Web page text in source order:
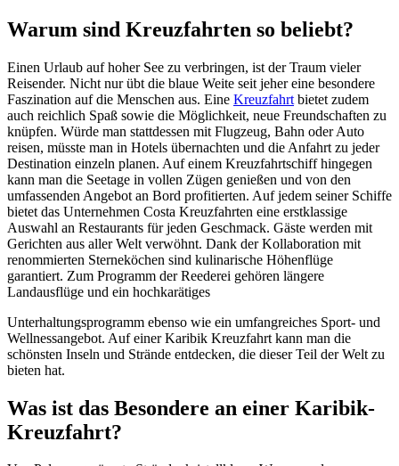
Warum sind Kreuzfahrten so beliebt?
Einen Urlaub auf hoher See zu verbringen, ist der Traum vieler
Reisender. Nicht nur übt die blaue Weite seit jeher eine besondere
Faszination auf die Menschen aus. Eine Kreuzfahrt bietet zudem
auch reichlich Spaß sowie die Möglichkeit, neue Freundschaften zu
knüpfen. Würde man stattdessen mit Flugzeug, Bahn oder Auto
reisen, müsste man in Hotels übernachten und die Anfahrt zu jeder
Destination einzeln planen. Auf einem Kreuzfahrtschiff hingegen
kann man die Seetage in vollen Zügen genießen und von den
umfassenden Angebot an Bord profitierten. Auf jedem seiner Schiffe
bietet das Unternehmen Costa Kreuzfahrten eine erstklassige
Auswahl an Restaurants für jeden Geschmack. Gäste werden mit
Gerichten aus aller Welt verwöhnt. Dank der Kollaboration mit
renommierten Sterneköchen sind kulinarische Höhenflüge
garantiert. Zum Programm der Reederei gehören längere
Landausflüge und ein hochkarätiges
Unterhaltungsprogramm ebenso wie ein umfangreiches Sport- und
Wellnessangebot. Auf einer Karibik Kreuzfahrt kann man die
schönsten Inseln und Strände entdecken, die dieser Teil der Welt zu
bieten hat.
Was ist das Besondere an einer Karibik-
Kreuzfahrt?